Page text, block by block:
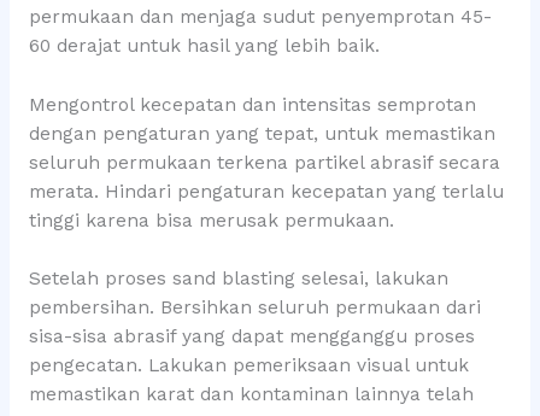
permukaan dan menjaga sudut penyemprotan 45-
60 derajat untuk hasil yang lebih baik.
Mengontrol kecepatan dan intensitas semprotan
dengan pengaturan yang tepat, untuk memastikan
seluruh permukaan terkena partikel abrasif secara
merata. Hindari pengaturan kecepatan yang terlalu
tinggi karena bisa merusak permukaan.
Setelah proses sand blasting selesai, lakukan
pembersihan. Bersihkan seluruh permukaan dari
sisa-sisa abrasif yang dapat mengganggu proses
pengecatan. Lakukan pemeriksaan visual untuk
memastikan karat dan kontaminan lainnya telah